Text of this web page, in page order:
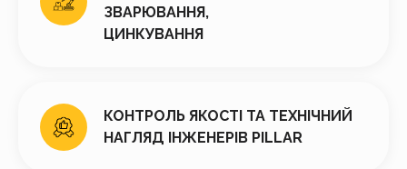
ЗВАРЮВАННЯ,
ЦИНКУВАННЯ
КОНТРОЛЬ ЯКОСТІ ТА ТЕХНІЧНИЙ
НАГЛЯД ІНЖЕНЕРІВ PILLAR